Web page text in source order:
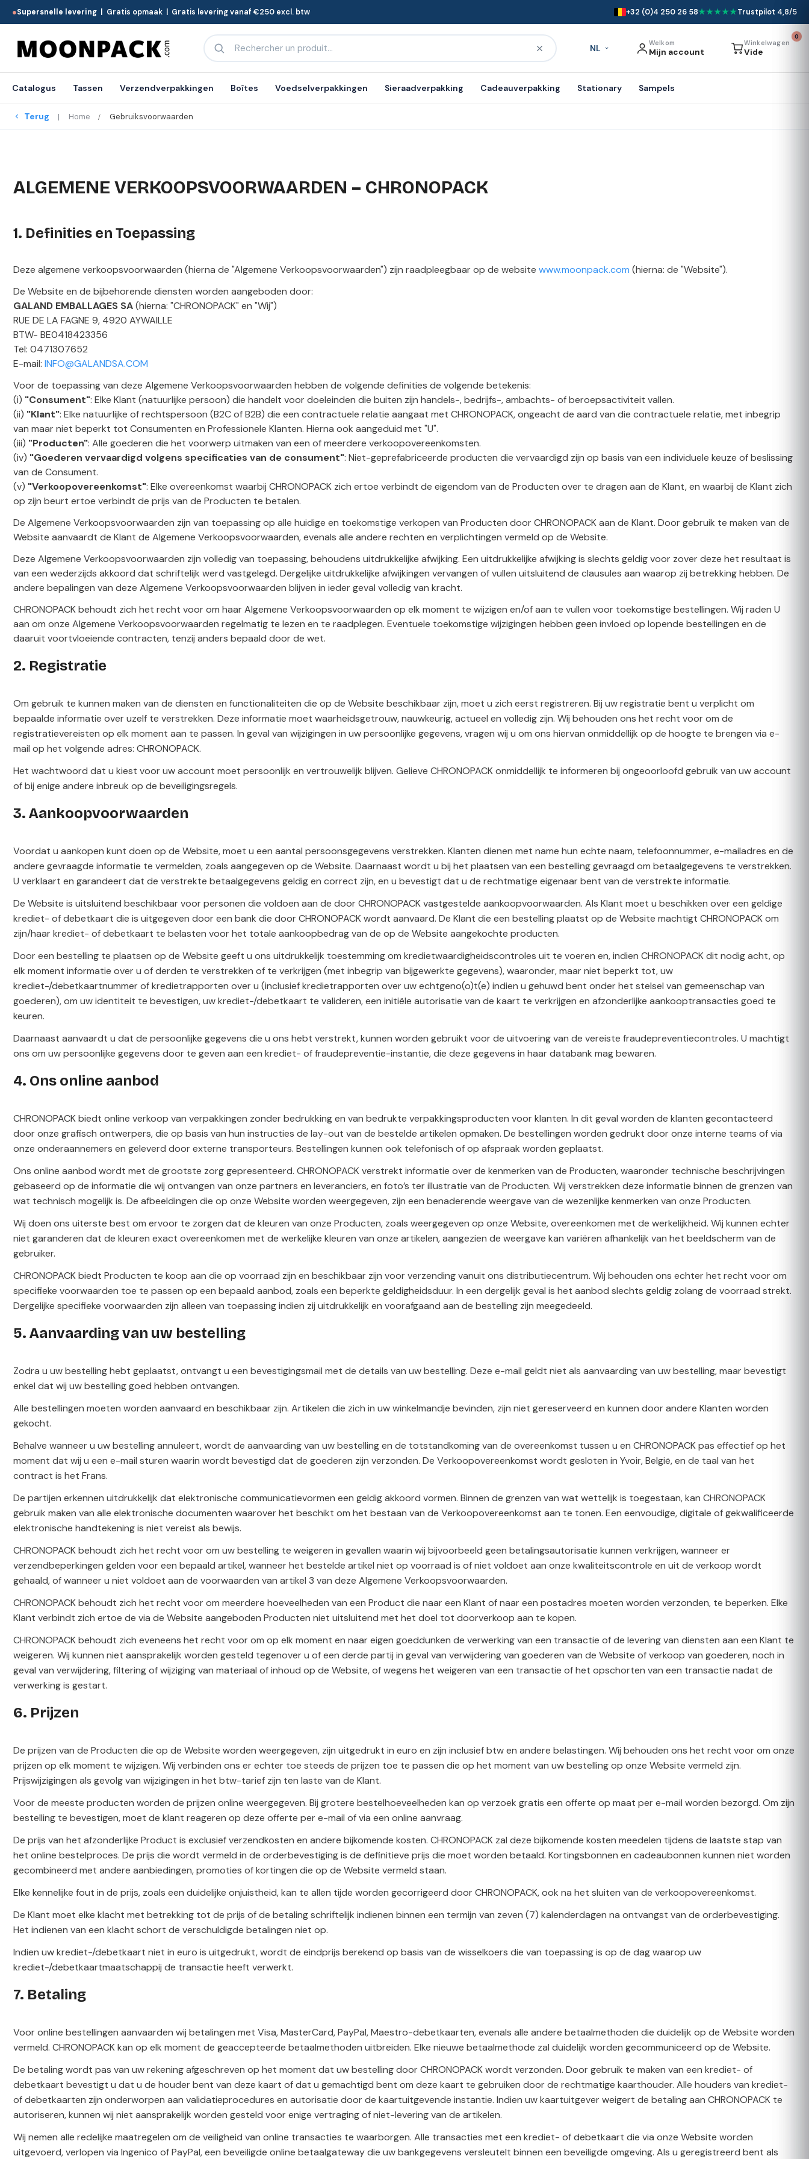
●Supersnelle levering | Gratis opmaak | Gratis levering vanaf €250 excl. btw +32 (0)4 250 26 58★★★★★Trustpilot 4,8/5
NL Welkom
Mijn account
0
Winkelwagen
Vide
Catalogus Tassen Verzendverpakkingen Boîtes Voedselverpakkingen Sieraadverpakking Cadeauverpakking Stationary Sampels
Terug Home Gebruiksvoorwaarden
ALGEMENE VERKOOPSVOORWAARDEN – CHRONOPACK
1. Definities en Toepassing
Deze algemene verkoopsvoorwaarden (hierna de "Algemene Verkoopsvoorwaarden") zijn raadpleegbaar op de website www.moonpack.com (hierna: de "Website").
De Website en de bijbehorende diensten worden aangeboden door:
GALAND EMBALLAGES SA(hierna: "CHRONOPACK" en "Wij")
RUE DE LA FAGNE 9, 4920 AYWAILLE
BTW- BE0418423356
Tel: 0471307652
E-mail: INFO@GALANDSA.COM
Voor de toepassing van deze Algemene Verkoopsvoorwaarden hebben de volgende definities de volgende betekenis:
(i) "Consument": Elke Klant (natuurlijke persoon) die handelt voor doeleinden die buiten zijn handels-, bedrijfs-, ambachts- of beroepsactiviteit vallen.
(ii) "Klant": Elke natuurlijke of rechtspersoon (B2C of B2B) die een contractuele relatie aangaat met CHRONOPACK, ongeacht de aard van die contractuele relatie, met inbegrip
van maar niet beperkt tot Consumenten en Professionele Klanten. Hierna ook aangeduid met "U".
(iii) "Producten": Alle goederen die het voorwerp uitmaken van een of meerdere verkoopovereenkomsten.
(iv) "Goederen vervaardigd volgens specificaties van de consument": Niet-geprefabriceerde producten die vervaardigd zijn op basis van een individuele keuze of beslissing
van de Consument.
(v) "Verkoopovereenkomst": Elke overeenkomst waarbij CHRONOPACK zich ertoe verbindt de eigendom van de Producten over te dragen aan de Klant, en waarbij de Klant zich
op zijn beurt ertoe verbindt de prijs van de Producten te betalen.
De Algemene Verkoopsvoorwaarden zijn van toepassing op alle huidige en toekomstige verkopen van Producten door CHRONOPACK aan de Klant. Door gebruik te maken van de
Website aanvaardt de Klant de Algemene Verkoopsvoorwaarden, evenals alle andere rechten en verplichtingen vermeld op de Website.
Deze Algemene Verkoopsvoorwaarden zijn volledig van toepassing, behoudens uitdrukkelijke afwijking. Een uitdrukkelijke afwijking is slechts geldig voor zover deze het resultaat is
van een wederzijds akkoord dat schriftelijk werd vastgelegd. Dergelijke uitdrukkelijke afwijkingen vervangen of vullen uitsluitend de clausules aan waarop zij betrekking hebben. De
andere bepalingen van deze Algemene Verkoopsvoorwaarden blijven in ieder geval volledig van kracht.
CHRONOPACK behoudt zich het recht voor om haar Algemene Verkoopsvoorwaarden op elk moment te wijzigen en/of aan te vullen voor toekomstige bestellingen. Wij raden U
aan om onze Algemene Verkoopsvoorwaarden regelmatig te lezen en te raadplegen. Eventuele toekomstige wijzigingen hebben geen invloed op lopende bestellingen en de
daaruit voortvloeiende contracten, tenzij anders bepaald door de wet.
2. Registratie
Om gebruik te kunnen maken van de diensten en functionaliteiten die op de Website beschikbaar zijn, moet u zich eerst registreren. Bij uw registratie bent u verplicht om
bepaalde informatie over uzelf te verstrekken. Deze informatie moet waarheidsgetrouw, nauwkeurig, actueel en volledig zijn. Wij behouden ons het recht voor om de
registratievereisten op elk moment aan te passen. In geval van wijzigingen in uw persoonlijke gegevens, vragen wij u om ons hiervan onmiddellijk op de hoogte te brengen via e-
mail op het volgende adres: CHRONOPACK.
Het wachtwoord dat u kiest voor uw account moet persoonlijk en vertrouwelijk blijven. Gelieve CHRONOPACK onmiddellijk te informeren bij ongeoorloofd gebruik van uw account
of bij enige andere inbreuk op de beveiligingsregels.
3. Aankoopvoorwaarden
Voordat u aankopen kunt doen op de Website, moet u een aantal persoonsgegevens verstrekken. Klanten dienen met name hun echte naam, telefoonnummer, e-mailadres en de
andere gevraagde informatie te vermelden, zoals aangegeven op de Website. Daarnaast wordt u bij het plaatsen van een bestelling gevraagd om betaalgegevens te verstrekken.
U verklaart en garandeert dat de verstrekte betaalgegevens geldig en correct zijn, en u bevestigt dat u de rechtmatige eigenaar bent van de verstrekte informatie.
De Website is uitsluitend beschikbaar voor personen die voldoen aan de door CHRONOPACK vastgestelde aankoopvoorwaarden. Als Klant moet u beschikken over een geldige
krediet- of debetkaart die is uitgegeven door een bank die door CHRONOPACK wordt aanvaard. De Klant die een bestelling plaatst op de Website machtigt CHRONOPACK om
zijn/haar krediet- of debetkaart te belasten voor het totale aankoopbedrag van de op de Website aangekochte producten.
Door een bestelling te plaatsen op de Website geeft u ons uitdrukkelijk toestemming om kredietwaardigheidscontroles uit te voeren en, indien CHRONOPACK dit nodig acht, op
elk moment informatie over u of derden te verstrekken of te verkrijgen (met inbegrip van bijgewerkte gegevens), waaronder, maar niet beperkt tot, uw
krediet-/debetkaartnummer of kredietrapporten over u (inclusief kredietrapporten over uw echtgeno(o)t(e) indien u gehuwd bent onder het stelsel van gemeenschap van
goederen), om uw identiteit te bevestigen, uw krediet-/debetkaart te valideren, een initiële autorisatie van de kaart te verkrijgen en afzonderlijke aankooptransacties goed te
keuren.
Daarnaast aanvaardt u dat de persoonlijke gegevens die u ons hebt verstrekt, kunnen worden gebruikt voor de uitvoering van de vereiste fraudepreventiecontroles. U machtigt
ons om uw persoonlijke gegevens door te geven aan een krediet- of fraudepreventie-instantie, die deze gegevens in haar databank mag bewaren.
4. Ons online aanbod
CHRONOPACK biedt online verkoop van verpakkingen zonder bedrukking en van bedrukte verpakkingsproducten voor klanten. In dit geval worden de klanten gecontacteerd
door onze grafisch ontwerpers, die op basis van hun instructies de lay-out van de bestelde artikelen opmaken. De bestellingen worden gedrukt door onze interne teams of via
onze onderaannemers en geleverd door externe transporteurs. Bestellingen kunnen ook telefonisch of op afspraak worden geplaatst.
Ons online aanbod wordt met de grootste zorg gepresenteerd. CHRONOPACK verstrekt informatie over de kenmerken van de Producten, waaronder technische beschrijvingen
gebaseerd op de informatie die wij ontvangen van onze partners en leveranciers, en foto’s ter illustratie van de Producten. Wij verstrekken deze informatie binnen de grenzen van
wat technisch mogelijk is. De afbeeldingen die op onze Website worden weergegeven, zijn een benaderende weergave van de wezenlijke kenmerken van onze Producten.
Wij doen ons uiterste best om ervoor te zorgen dat de kleuren van onze Producten, zoals weergegeven op onze Website, overeenkomen met de werkelijkheid. Wij kunnen echter
niet garanderen dat de kleuren exact overeenkomen met de werkelijke kleuren van onze artikelen, aangezien de weergave kan variëren afhankelijk van het beeldscherm van de
gebruiker.
CHRONOPACK biedt Producten te koop aan die op voorraad zijn en beschikbaar zijn voor verzending vanuit ons distributiecentrum. Wij behouden ons echter het recht voor om
specifieke voorwaarden toe te passen op een bepaald aanbod, zoals een beperkte geldigheidsduur. In een dergelijk geval is het aanbod slechts geldig zolang de voorraad strekt.
Dergelijke specifieke voorwaarden zijn alleen van toepassing indien zij uitdrukkelijk en voorafgaand aan de bestelling zijn meegedeeld.
5. Aanvaarding van uw bestelling
Zodra u uw bestelling hebt geplaatst, ontvangt u een bevestigingsmail met de details van uw bestelling. Deze e-mail geldt niet als aanvaarding van uw bestelling, maar bevestigt
enkel dat wij uw bestelling goed hebben ontvangen.
Alle bestellingen moeten worden aanvaard en beschikbaar zijn. Artikelen die zich in uw winkelmandje bevinden, zijn niet gereserveerd en kunnen door andere Klanten worden
gekocht.
Behalve wanneer u uw bestelling annuleert, wordt de aanvaarding van uw bestelling en de totstandkoming van de overeenkomst tussen u en CHRONOPACK pas effectief op het
moment dat wij u een e-mail sturen waarin wordt bevestigd dat de goederen zijn verzonden. De Verkoopovereenkomst wordt gesloten in Yvoir, België, en de taal van het
contract is het Frans.
De partijen erkennen uitdrukkelijk dat elektronische communicatievormen een geldig akkoord vormen. Binnen de grenzen van wat wettelijk is toegestaan, kan CHRONOPACK
gebruik maken van alle elektronische documenten waarover het beschikt om het bestaan van de Verkoopovereenkomst aan te tonen. Een eenvoudige, digitale of gekwalificeerde
elektronische handtekening is niet vereist als bewijs.
CHRONOPACK behoudt zich het recht voor om uw bestelling te weigeren in gevallen waarin wij bijvoorbeeld geen betalingsautorisatie kunnen verkrijgen, wanneer er
verzendbeperkingen gelden voor een bepaald artikel, wanneer het bestelde artikel niet op voorraad is of niet voldoet aan onze kwaliteitscontrole en uit de verkoop wordt
gehaald, of wanneer u niet voldoet aan de voorwaarden van artikel 3 van deze Algemene Verkoopsvoorwaarden.
CHRONOPACK behoudt zich het recht voor om meerdere hoeveelheden van een Product die naar een Klant of naar een postadres moeten worden verzonden, te beperken. Elke
Klant verbindt zich ertoe de via de Website aangeboden Producten niet uitsluitend met het doel tot doorverkoop aan te kopen.
CHRONOPACK behoudt zich eveneens het recht voor om op elk moment en naar eigen goeddunken de verwerking van een transactie of de levering van diensten aan een Klant te
weigeren. Wij kunnen niet aansprakelijk worden gesteld tegenover u of een derde partij in geval van verwijdering van goederen van de Website of verkoop van goederen, noch in
geval van verwijdering, filtering of wijziging van materiaal of inhoud op de Website, of wegens het weigeren van een transactie of het opschorten van een transactie nadat de
verwerking is gestart.
6. Prijzen
De prijzen van de Producten die op de Website worden weergegeven, zijn uitgedrukt in euro en zijn inclusief btw en andere belastingen. Wij behouden ons het recht voor om onze
prijzen op elk moment te wijzigen. Wij verbinden ons er echter toe steeds de prijzen toe te passen die op het moment van uw bestelling op onze Website vermeld zijn.
Prijswijzigingen als gevolg van wijzigingen in het btw-tarief zijn ten laste van de Klant.
Voor de meeste producten worden de prijzen online weergegeven. Bij grotere bestelhoeveelheden kan op verzoek gratis een offerte op maat per e-mail worden bezorgd. Om zijn
bestelling te bevestigen, moet de klant reageren op deze offerte per e-mail of via een online aanvraag.
De prijs van het afzonderlijke Product is exclusief verzendkosten en andere bijkomende kosten. CHRONOPACK zal deze bijkomende kosten meedelen tijdens de laatste stap van
het online bestelproces. De prijs die wordt vermeld in de orderbevestiging is de definitieve prijs die moet worden betaald. Kortingsbonnen en cadeaubonnen kunnen niet worden
gecombineerd met andere aanbiedingen, promoties of kortingen die op de Website vermeld staan.
Elke kennelijke fout in de prijs, zoals een duidelijke onjuistheid, kan te allen tijde worden gecorrigeerd door CHRONOPACK, ook na het sluiten van de verkoopovereenkomst.
De Klant moet elke klacht met betrekking tot de prijs of de betaling schriftelijk indienen binnen een termijn van zeven (7) kalenderdagen na ontvangst van de orderbevestiging.
Het indienen van een klacht schort de verschuldigde betalingen niet op.
Indien uw krediet-/debetkaart niet in euro is uitgedrukt, wordt de eindprijs berekend op basis van de wisselkoers die van toepassing is op de dag waarop uw
krediet-/debetkaartmaatschappij de transactie heeft verwerkt.
7. Betaling
Voor online bestellingen aanvaarden wij betalingen met Visa, MasterCard, PayPal, Maestro-debetkaarten, evenals alle andere betaalmethoden die duidelijk op de Website worden
vermeld. CHRONOPACK kan op elk moment de geaccepteerde betaalmethoden uitbreiden. Elke nieuwe betaalmethode zal duidelijk worden gecommuniceerd op de Website.
De betaling wordt pas van uw rekening afgeschreven op het moment dat uw bestelling door CHRONOPACK wordt verzonden. Door gebruik te maken van een krediet- of
debetkaart bevestigt u dat u de houder bent van deze kaart of dat u gemachtigd bent om deze kaart te gebruiken door de rechtmatige kaarthouder. Alle houders van krediet-
of debetkaarten zijn onderworpen aan validatieprocedures en autorisatie door de kaartuitgevende instantie. Indien uw kaartuitgever weigert de betaling aan CHRONOPACK te
autoriseren, kunnen wij niet aansprakelijk worden gesteld voor enige vertraging of niet-levering van de artikelen.
Wij nemen alle redelijke maatregelen om de veiligheid van online transacties te waarborgen. Alle transacties met een krediet- of debetkaart die via onze Website worden
uitgevoerd, verlopen via Ingenico of PayPal, een beveiligde online betaalgateway die uw bankgegevens versleutelt binnen een beveiligde omgeving. Als u geregistreerd bent als